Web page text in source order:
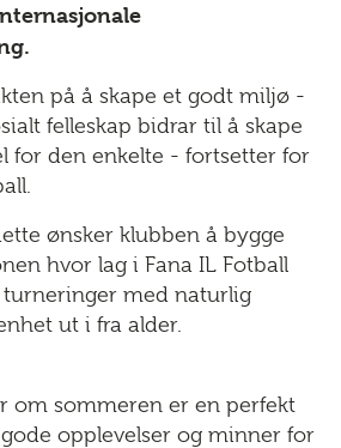
på å skape et godt miljø -
felleskap bidrar til å skape
for den enkelte - fortsetter for
ønsker klubben å bygge
hvor lag i Fana IL Fotball
med naturlig
ut i fra alder.
om sommeren er en perfekt
opplevelser og minner for